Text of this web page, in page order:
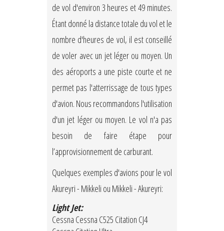
de vol d'environ 3 heures et 49 minutes.
Étant donné la distance totale du vol et le
nombre d'heures de vol, il est conseillé
de voler avec un jet léger ou moyen. Un
des aéroports a une piste courte et ne
permet pas l'atterrissage de tous types
d'avion. Nous recommandons l'utilisation
d'un jet léger ou moyen. Le vol n'a pas
besoin de faire étape pour
l’approvisionnement de carburant.
Quelques exemples d'avions pour le vol
Akureyri - Mikkeli ou Mikkeli - Akureyri:
Light Jet:
Cessna Cessna C525 Citation CJ4